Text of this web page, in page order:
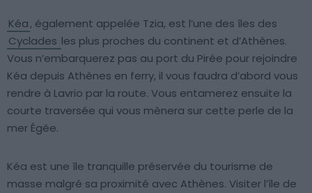
Kéa, également appelée Tzia, est l’une des îles des
Cyclades les plus proches du continent et d’Athènes.
Vous n’embarquerez pas au port du Pirée pour rejoindre
Kéa depuis Athènes en ferry, il vous faudra d’abord vous
rendre à Lavrio par la route. Vous entamerez ensuite la
courte traversée qui vous mènera sur cette perle de la
mer Égée.
Kéa est une île tranquille préservée du tourisme de
masse malgré sa proximité avec Athènes. Visiter l’île de